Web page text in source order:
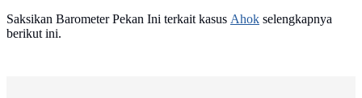
Saksikan Barometer Pekan Ini terkait kasus Ahok selengkapnya
berikut ini.